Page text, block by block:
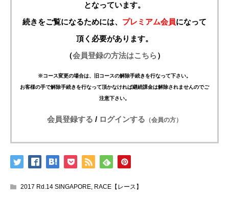
となっています。
続きをご覧になるためには、 プレミアム会員になって
頂く必要があります。
（会員登録の方法はこちら）
※コース変更の場合は、旧コースの解除手続きを行なって下さい。
お客様の手で解除手続きを行なって頂かなければ継続課金は解除されませんのでご
注意下さい。
会員登録する / ログインする （会員の方）
2017 Rd.14 SINGAPORE, RACE【レース】